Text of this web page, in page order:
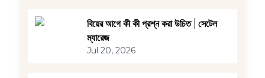
বিয়ের আগে কী কী প্রশ্ন করা উচিত | সেটেল
ম্যারেজ
Jul 20, 2026